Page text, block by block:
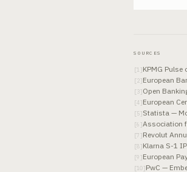
SOURCES
[1 ]KPMG
[2]European
[ 3]Open
[4 ]European
[5]Statista —
[6 ]Association
[7 ]Revolut
[8]Klarna S-1
[9 ]European
[10]PwC —